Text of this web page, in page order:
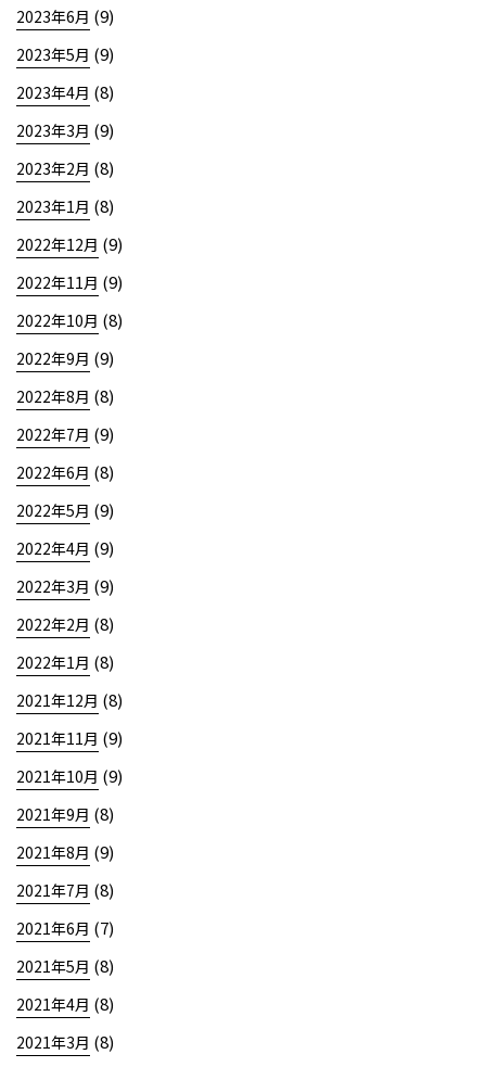
2023年6月 (9)
2023年5月 (9)
2023年4月 (8)
2023年3月 (9)
2023年2月 (8)
2023年1月 (8)
2022年12月 (9)
2022年11月 (9)
2022年10月 (8)
2022年9月 (9)
2022年8月 (8)
2022年7月 (9)
2022年6月 (8)
2022年5月 (9)
2022年4月 (9)
2022年3月 (9)
2022年2月 (8)
2022年1月 (8)
2021年12月 (8)
2021年11月 (9)
2021年10月 (9)
2021年9月 (8)
2021年8月 (9)
2021年7月 (8)
2021年6月 (7)
2021年5月 (8)
2021年4月 (8)
2021年3月 (8)